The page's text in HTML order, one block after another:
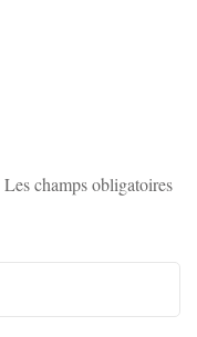
Les champs obligatoires